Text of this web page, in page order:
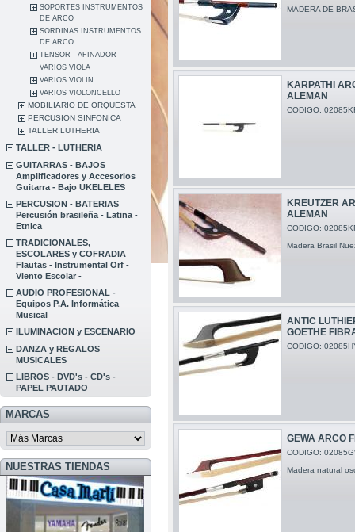
SOPORTES INSTRUMENTOS
DE ARCO
SORDINAS INSTRUMENTOS
DE ARCO
TENSOR - AFINADOR
VARIOS VIOLA
VARIOS VIOLIN
VARIOS VIOLONCELLO
MOBILIARIO DE ORQUESTA
PERCUSION SINFONICA
TALLER LUTHERIA
TALLER - LUTHERIA
GUITARRAS - BAJOS
Amplificadores y Accesorios
Guitarra - Bajo UKELELES
PERCUSION - BATERIAS
Percusión brasileña - Latina -
Etnica
TRADICIONALES,
ESCOLARES y COFRADIA
Flautas - Instrumental Orf -
Viento Escolar -
AUDIO PROFESIONAL -
Equipos P.A. Informática
Musical
ILUMINACION y ESCENARIO
DANZA y REGALOS
MUSICALES
LIBROS - DVD's - CD's -
PAPEL PAUTADO
MARCAS
NUESTRAS TIENDAS
MADERA DE
KARPATHI
ALEMAN
CODIGO:
KREUTZER
ALEMAN
CODIGO:
Madera Brasil
ANTIC
GOETHE
CODIGO:
GEWA ARCO
CODIGO:
Madera natural